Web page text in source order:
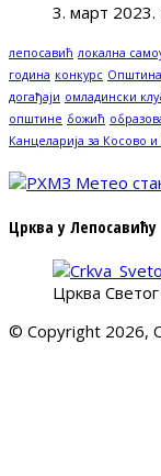
3. март 2023.
лепосавић локална
година конкурс
догађаји омладински
општине божић
Канцеларија за Косово и
Црква у Лепосавићу
Црква
© Copyright 2026,